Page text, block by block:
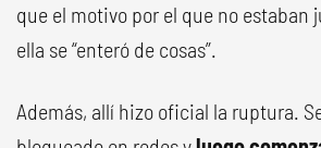
que el motivo por el que no estaban
ella se “enteró de cosas”.
Además, allí hizo oficial la ruptura.